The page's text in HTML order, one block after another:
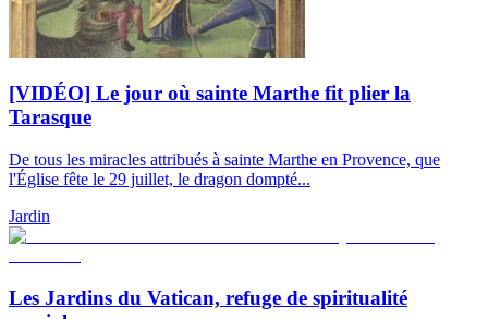
[VIDÉO] Le jour où sainte Marthe fit plier la
Tarasque
De tous les miracles attribués à sainte Marthe en Provence, que
l'Église fête le 29 juillet, le dragon dompté...
Jardin
Les Jardins du Vatican, refuge de spiritualité